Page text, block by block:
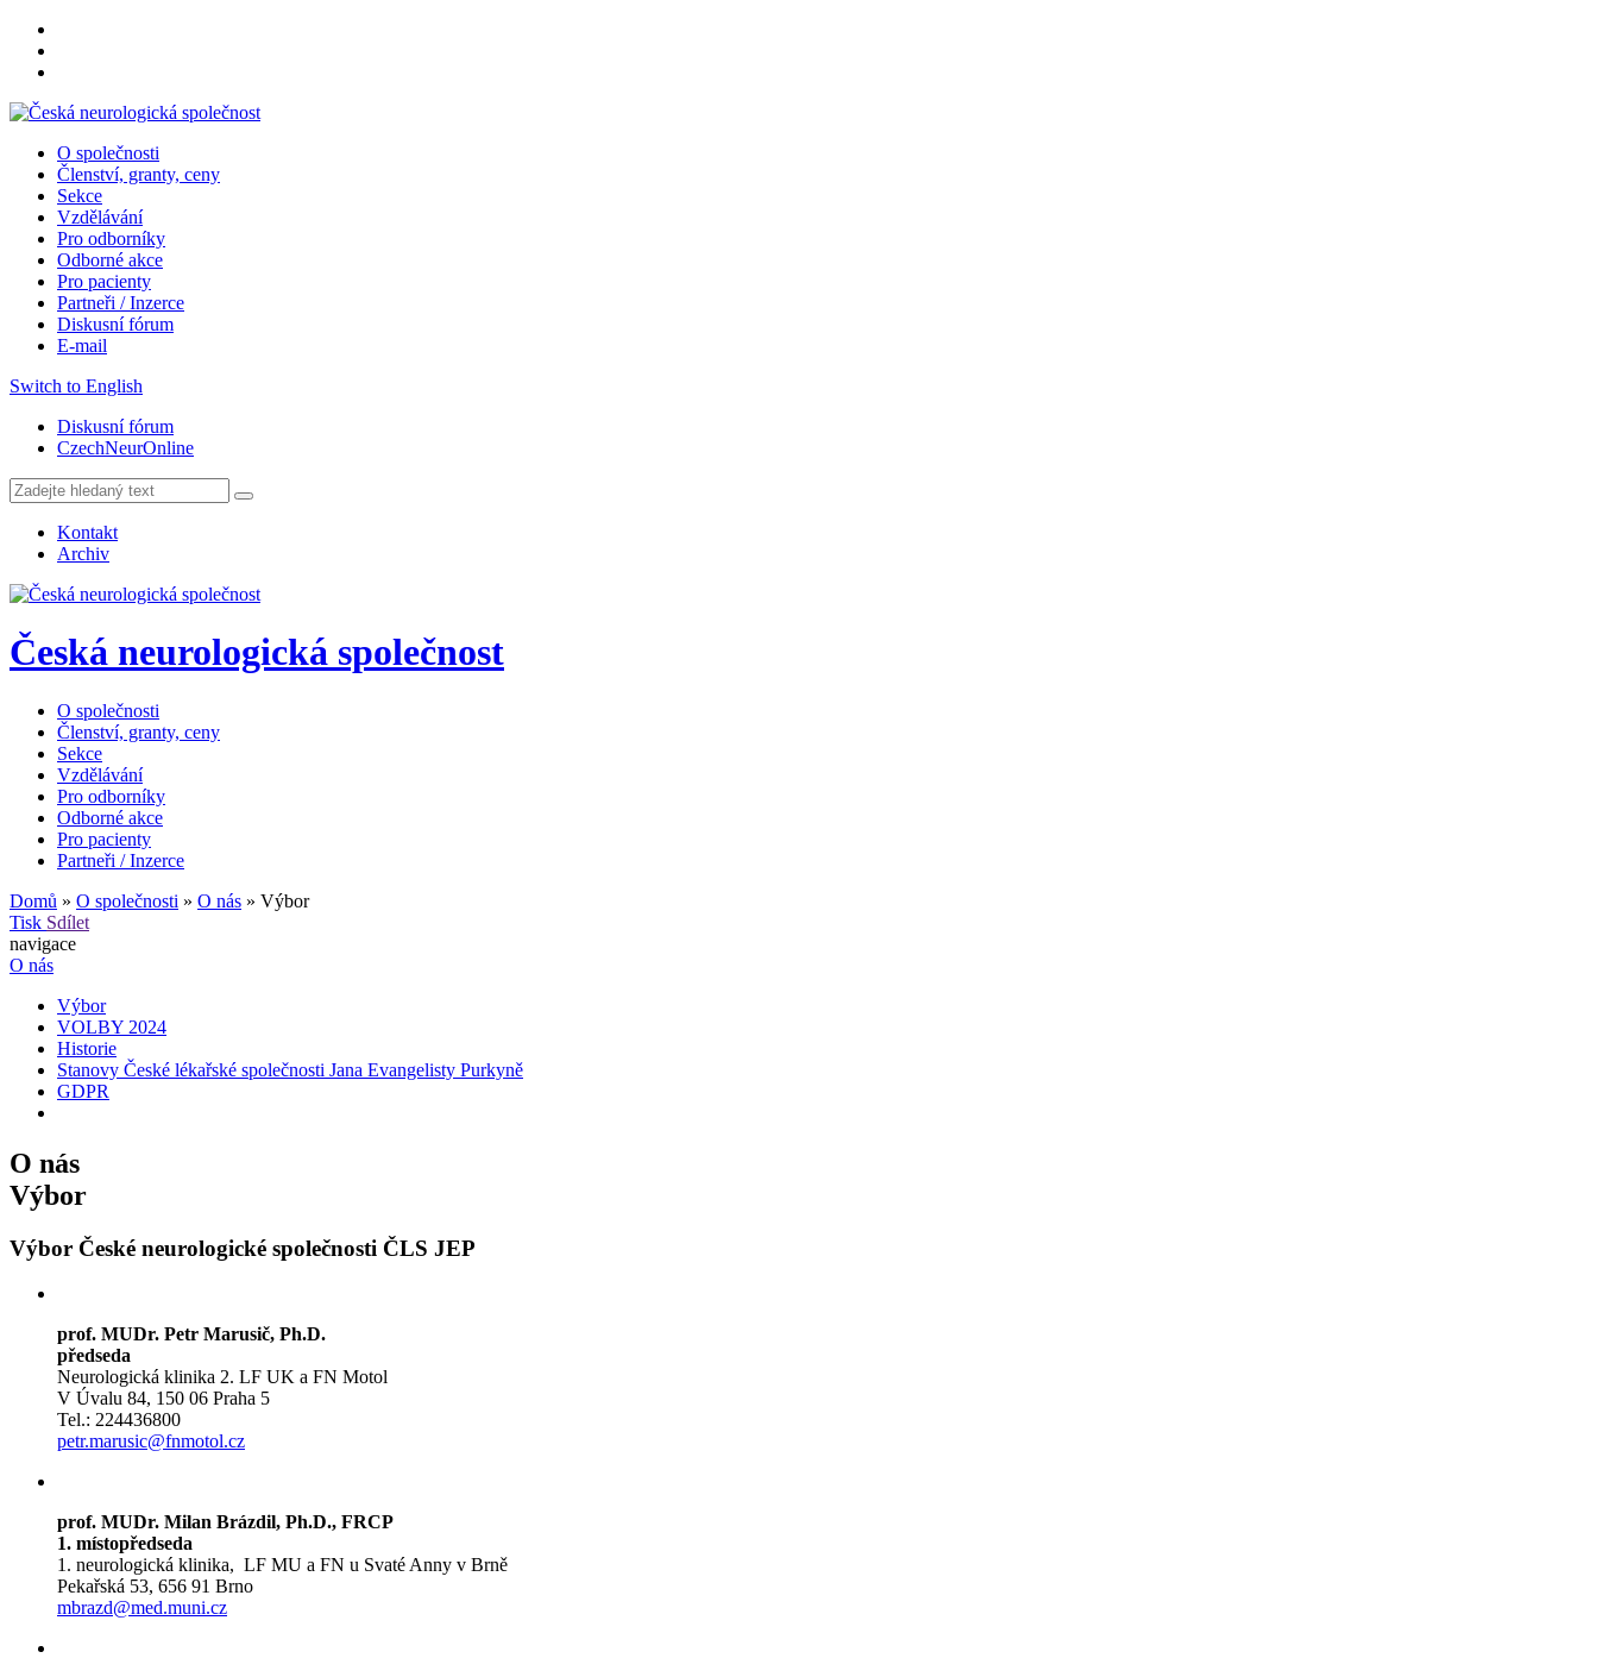
O společnosti
Členství, granty, ceny
Sekce
Vzdělávání
Pro odborníky
Odborné akce
Pro pacienty
Partneři / Inzerce
Diskusní fórum
E-mail
Switch to English
Diskusní fórum
CzechNeurOnline
Kontakt
Archiv
Česká neurologická společnost
O společnosti
Členství, granty, ceny
Sekce
Vzdělávání
Pro odborníky
Odborné akce
Pro pacienty
Partneři / Inzerce
Domů » O společnosti » O nás » Výbor
Tisk Sdílet
navigace
O nás
Výbor
VOLBY 2024
Historie
Stanovy České lékařské společnosti Jana Evangelisty Purkyně
GDPR
O nás
Výbor
Výbor České neurologické společnosti ČLS JEP
prof. MUDr. Petr Marusič, Ph.D.
předseda
Neurologická klinika 2. LF UK a FN Motol
V Úvalu 84, 150 06 Praha 5
Tel.: 224436800
petr.marusic@fnmotol.cz
prof. MUDr. Milan Brázdil, Ph.D., FRCP
1. místopředseda
1. neurologická klinika, LF MU a FN u Svaté Anny v Brně
Pekařská 53, 656 91 Brno
mbrazd@med.muni.cz